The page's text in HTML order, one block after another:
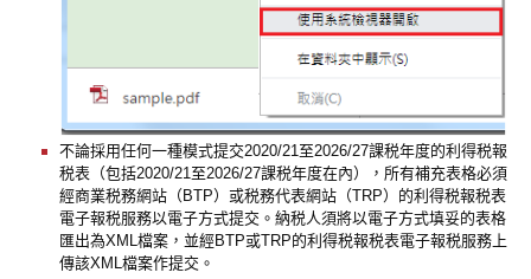
不論採用任何一種模式提交2020/21至2026/27課税年度的利得税報
税表（包括2020/21至2026/27課税年度在內），所有補充表格必須
經商業税務網站（BTP）或税務代表網站（TRP）的利得税報税表
電子報税服務以電子方式提交。納税人須將以電子方式填妥的表格
匯出為XML檔案，並經BTP或TRP的利得税報税表電子報税服務上
傳該XML檔案作提交。